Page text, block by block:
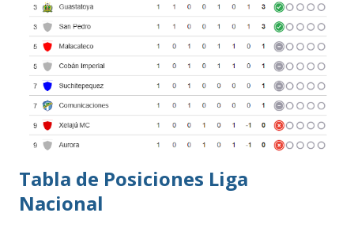
Tabla de Posiciones Liga
Nacional